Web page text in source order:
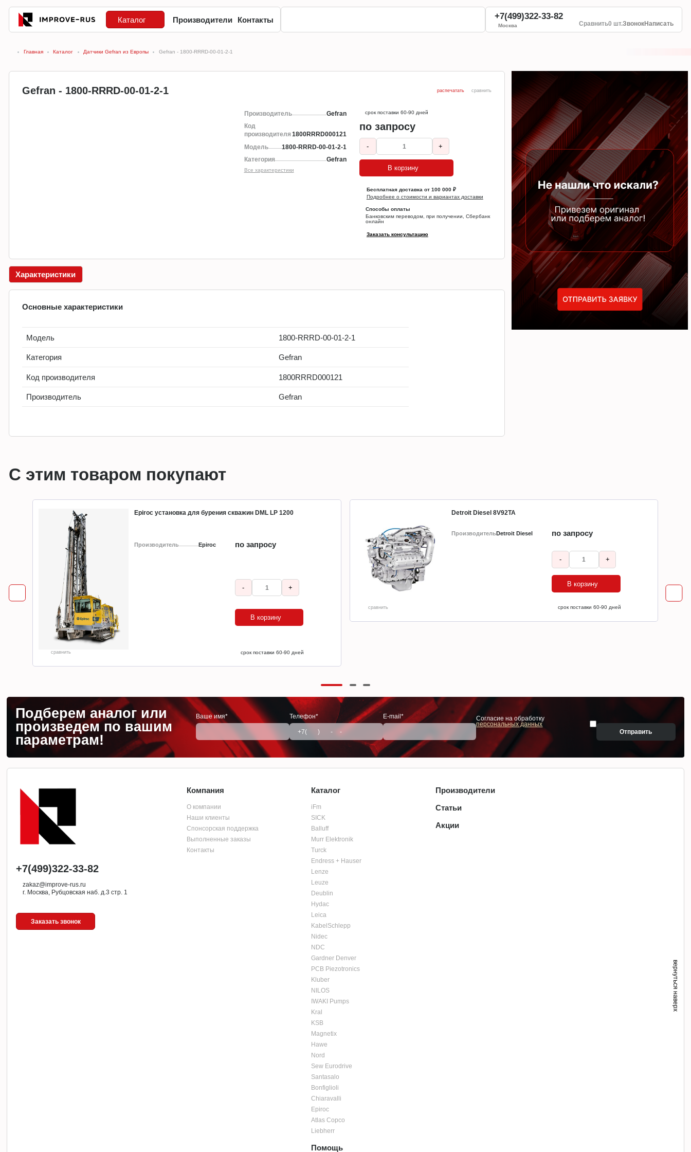
Каталог Производители Контакты +7(499)322-33-82
Москва Сравнить0 шт.ЗвонокНаписать
Главная Каталог Датчики Gefran из Европы Gefran - 1800-RRRD-00-01-2-1
Gefran - 1800-RRRD-00-01-2-1 распечатать сравнить
Производитель
Gefran
Код
производителя 1800RRRD000121
Модель
1800-RRRD-00-01-2-1
Категория
Gefran
Все характеристики
срок поставки 60-90 дней
по запросу
- +
В корзину
Бесплатная доставка от 100 000 ₽
Подробнее о стоимости и вариантах доставки
Способы оплаты
Банковским переводом, при получении, Сбербанк
онлайн
Заказать консультацию
Характеристики
Основные характеристики
Модель 1800-RRRD-00-01-2-1
Категория Gefran
Код производителя 1800RRRD000121
Производитель Gefran
С этим товаром покупают
Epiroc установка для бурения скважин DML LP 1200
Производитель Epiroc по запросу
срок поставки 60-90 дней
- +
В корзину
сравнить
Detroit Diesel 8V92TA
ПроизводительDetroit Diesel по запросу
срок поставки 60-90 дней
- +
В корзину
сравнить
Подберем аналог или
произведем по вашим
параметрам!
Ваше имя* Телефон* E-mail*
Согласие на обработку
персональных данных
Отправить
+7(499)322-33-82
zakaz@improve-rus.ru
г. Москва, Рубцовская наб. д.3 стр. 1
Заказать звонок
Компания
О компании
Наши клиенты
Спонсорская поддержка
Выполненные заказы
Контакты
Каталог
iFm
SICK
Balluff
Murr Elektronik
Turck
Endress + Hauser
Lenze
Leuze
Deublin
Hydac
Leica
KabelSchlepp
Nidec
NDC
Gardner Denver
PCB Piezotronics
Kluber
NILOS
IWAKI Pumps
Kral
KSB
Magnetix
Hawe
Nord
Sew Eurodrive
Santasalo
Bonfiglioli
Chiaravalli
Epiroc
Atlas Copco
Liebherr
Помощь
Производители
Статьи
Акции
вернуться наверх